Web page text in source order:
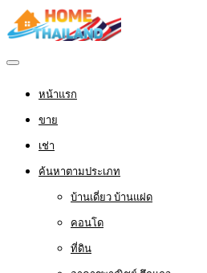
หน้าแรก
ขาย
เช่า
ค้นหาตามประเภท
บ้านเดี่ยว บ้านแฝด
คอนโด
ที่ดิน